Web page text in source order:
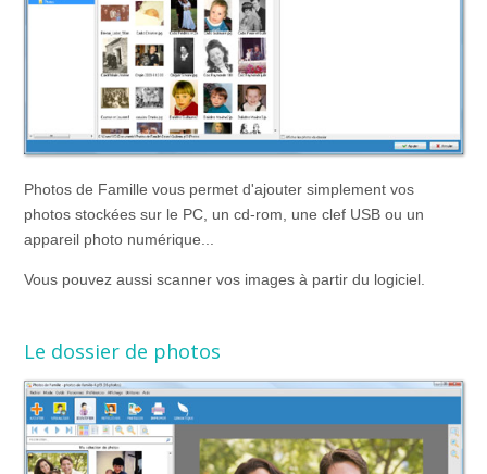
Photos de Famille vous permet d'ajouter simplement vos
photos stockées sur le PC, un cd-rom, une clef USB ou un
appareil photo numérique...
Vous pouvez aussi scanner vos images à partir du logiciel.
Le dossier de photos